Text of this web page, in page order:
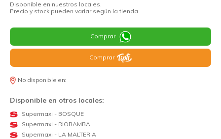
Disponible en nuestros locales.
Precio y stock pueden variar según la tienda.
Comprar
Comprar
No disponible en:
Disponible en otros locales:
Supermaxi - BOSQUE
Supermaxi - RIOBAMBA
Supermaxi - LA MALTERIA